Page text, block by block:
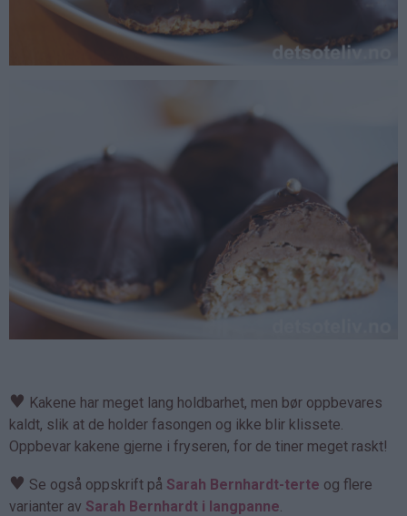
♥ Kakene har meget lang holdbarhet, men bør oppbevares
kaldt, slik at de holder fasongen og ikke blir klissete.
Oppbevar kakene gjerne i fryseren, for de tiner meget raskt!
♥ Se også oppskrift på Sarah Bernhardt-terte og flere
varianter av Sarah Bernhardt i langpanne